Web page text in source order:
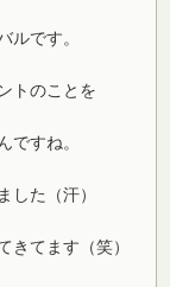
ルです。
トのことを
ですね。
した（汗）
きてます（笑）